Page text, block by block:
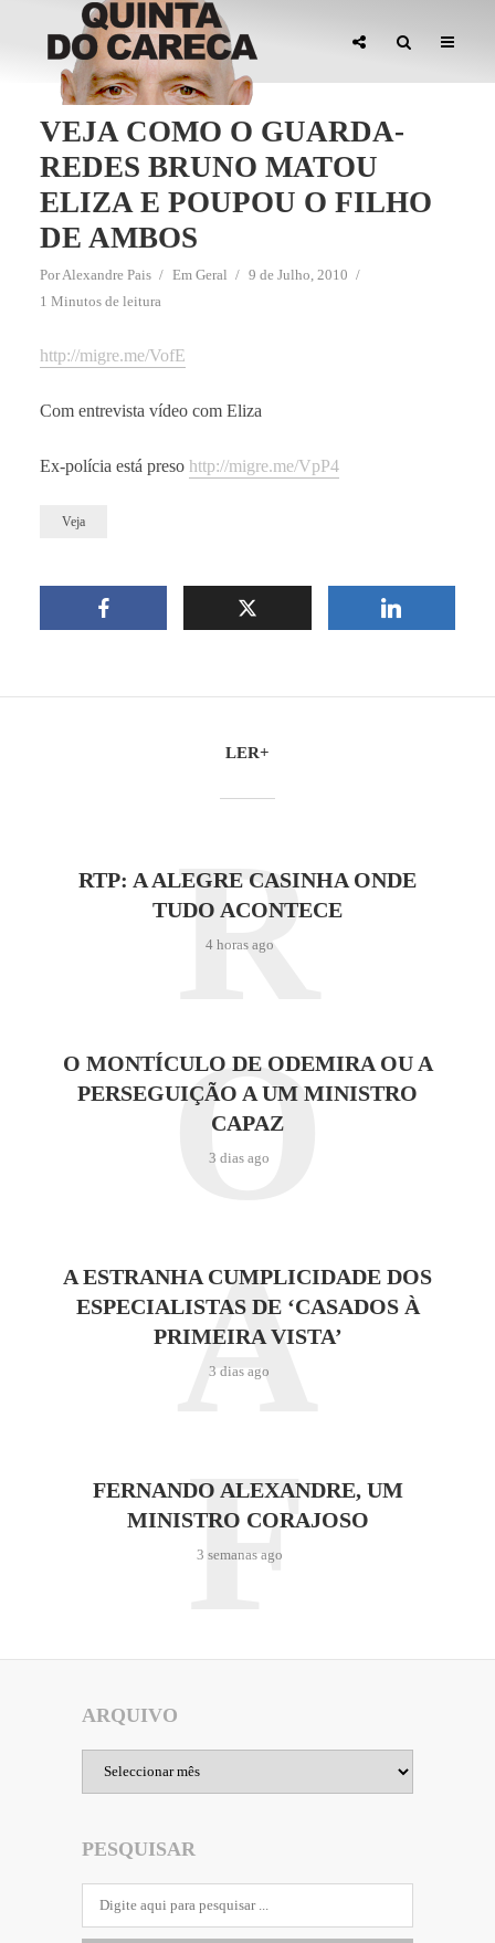
VEJA COMO O GUARDA-
REDES BRUNO MATOU
ELIZA E POUPOU O FILHO
DE AMBOS
PorAlexandre Pais Em Geral
9 de Julho, 2010
1 Minutos de leitura
http://migre.me/VofE
Com entrevista vídeo com Eliza
Ex-polícia está preso http://migre.me/VpP4
Veja
LER+
RTP: A ALEGRE CASINHA ONDE
TUDO ACONTECE
4 horas ago
R
O MONTÍCULO DE ODEMIRA OU A
PERSEGUIÇÃO A UM MINISTRO
CAPAZ
3 dias ago
O
A ESTRANHA CUMPLICIDADE DOS
ESPECIALISTAS DE ‘CASADOS À
PRIMEIRA VISTA’
3 dias ago
A
FERNANDO ALEXANDRE, UM
MINISTRO CORAJOSO
3 semanas ago
F
ARQUIVO
PESQUISAR